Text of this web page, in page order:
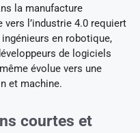
la manufacture
vers l’industrie 4.0 requiert
en robotique,
de logiciels
évolue vers une
et machine.
courtes et